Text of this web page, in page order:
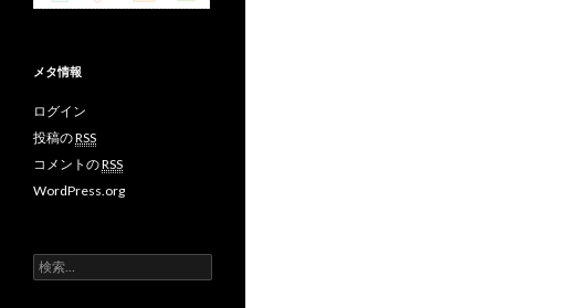
メタ情報
ログイン
投稿のRSS
コメントのRSS
WordPress.org
検
索